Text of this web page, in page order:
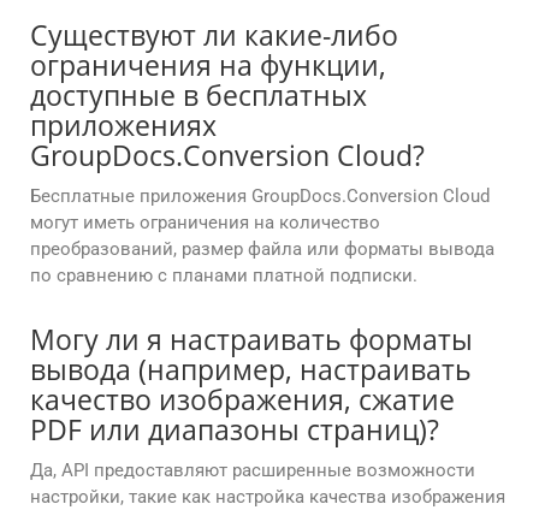
Существуют ли какие-либо
ограничения на функции,
доступные в бесплатных
приложениях
GroupDocs.Conversion Cloud?
Бесплатные приложения GroupDocs.Conversion Cloud
могут иметь ограничения на количество
преобразований, размер файла или форматы вывода
по сравнению с планами платной подписки.
Могу ли я настраивать форматы
вывода (например, настраивать
качество изображения, сжатие
PDF или диапазоны страниц)?
Да, API предоставляют расширенные возможности
настройки, такие как настройка качества изображения